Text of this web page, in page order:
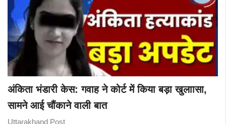
अंकिता भंडारी केस: गवाह ने कोर्ट में किया बड़ा खुलाासा,
सामने आई चौंकाने वाली बात
Uttarakhand Post